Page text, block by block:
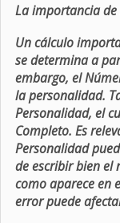
La importancia
Un cálculo
se determina a
embargo, el
la personalidad.
Personalidad, el
Completo. Es
Personalidad
de escribir bien el
como aparece en
error puede